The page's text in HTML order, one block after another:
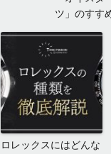
ツ」のすす
ロレックスにはどんな